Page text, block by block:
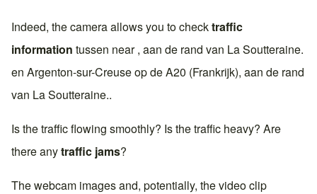
Indeed, the camera allows you to checktraffic
information tussen near , aan de rand van La Soutteraine.
en Argenton-sur-Creuseop deA20 (Frankrijk), aan de rand
van La Soutteraine..
Is the traffic flowing smoothly? Is the traffic heavy? Are
there anytraffic jams?
The webcam images and, potentially, the video clip